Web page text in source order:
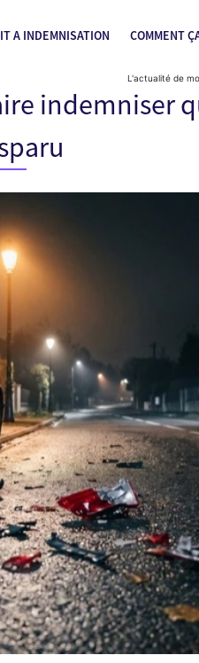
A INDEMNISATION COMMENT
L'actualité de
indemniser